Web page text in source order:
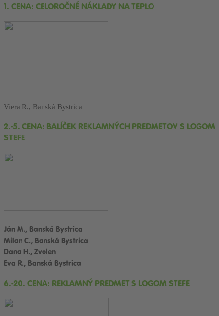
1. CENA: CELOROČNÉ NÁKLADY NA TEPLO
Viera R., Banská Bystrica
2.-5. CENA: BALÍČEK REKLAMNÝCH PREDMETOV S LOGOM
STEFE
Ján M., Banská Bystrica
Milan C., Banská Bystrica
Dana H., Zvolen
Eva R., Banská Bystrica
6.-20. CENA: REKLAMNÝ PREDMET S LOGOM STEFE